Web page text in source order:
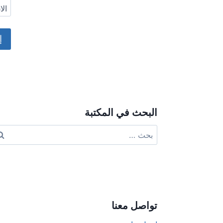
البحث في المكتبة
عن:
تواصل معنا